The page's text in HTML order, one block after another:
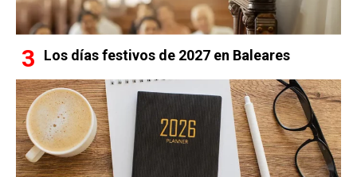
Los días festivos de 2027 en Baleares